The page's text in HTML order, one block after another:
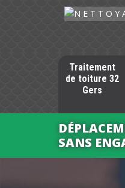
Traitement
de toiture 32
Gers
SANS